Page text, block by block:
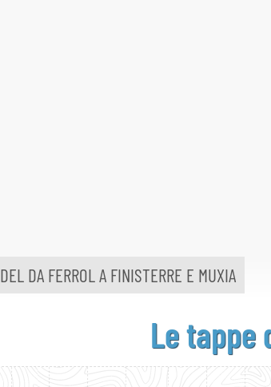
DEL DA FERROLA FINISTERRE E MUXIA
Le tappe